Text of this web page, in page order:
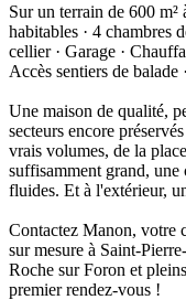
Sur un terrain de 600 m²
habitables · 4 chambres
cellier · Garage ·
Accès sentiers de balade
Une maison de qualité,
secteurs encore
vrais volumes, de la
suffisamment grand,
fluides. Et à l'extérieur,
Contactez Manon, votre
sur mesure à Saint-
Roche sur Foron et
premier rendez-vous !